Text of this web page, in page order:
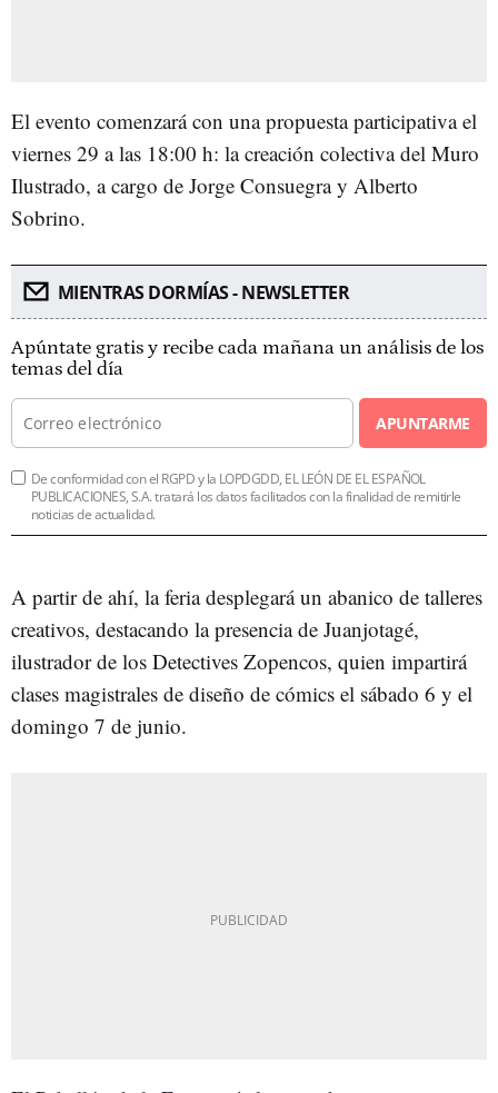
El evento comenzará con una propuesta participativa el
viernes 29 a las 18:00 h: la creación colectiva del Muro
Ilustrado, a cargo de Jorge Consuegra y Alberto
Sobrino.
MIENTRAS DORMÍAS - NEWSLETTER
Apúntate gratis y recibe cada mañana un análisis de los
temas del día
APUNTARME
De conformidad con el RGPD y la LOPDGDD, EL LEÓN DE EL ESPAÑOL
PUBLICACIONES, S.A. tratará los datos facilitados con la finalidad de remitirle
noticias de actualidad.
A partir de ahí, la feria desplegará un abanico de talleres
creativos, destacando la presencia de Juanjotagé,
ilustrador de los Detectives Zopencos, quien impartirá
clases magistrales de diseño de cómics el sábado 6 y el
domingo 7 de junio.